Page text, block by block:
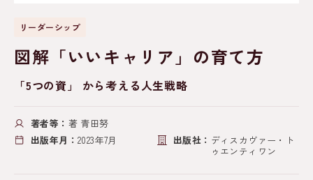
リーダーシップ
図解「いいキャリア」の育て方
「5つの資」 から考える人生戦略
著者等： 著 青田努
出版年月： 2023年7月 出版社： ディスカヴァー・ト
ゥエンティワン